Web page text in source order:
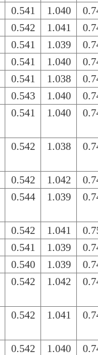
0.541 1.040
0.542 1.041
0.541 1.039
0.541 1.040
0.541 1.038
0.543 1.040
0.541 1.040
0.542 1.038
0.542 1.042
0.544 1.039
0.542 1.041
0.541 1.039
0.540 1.039
0.542 1.042
0.542 1.041
0.542 1.040